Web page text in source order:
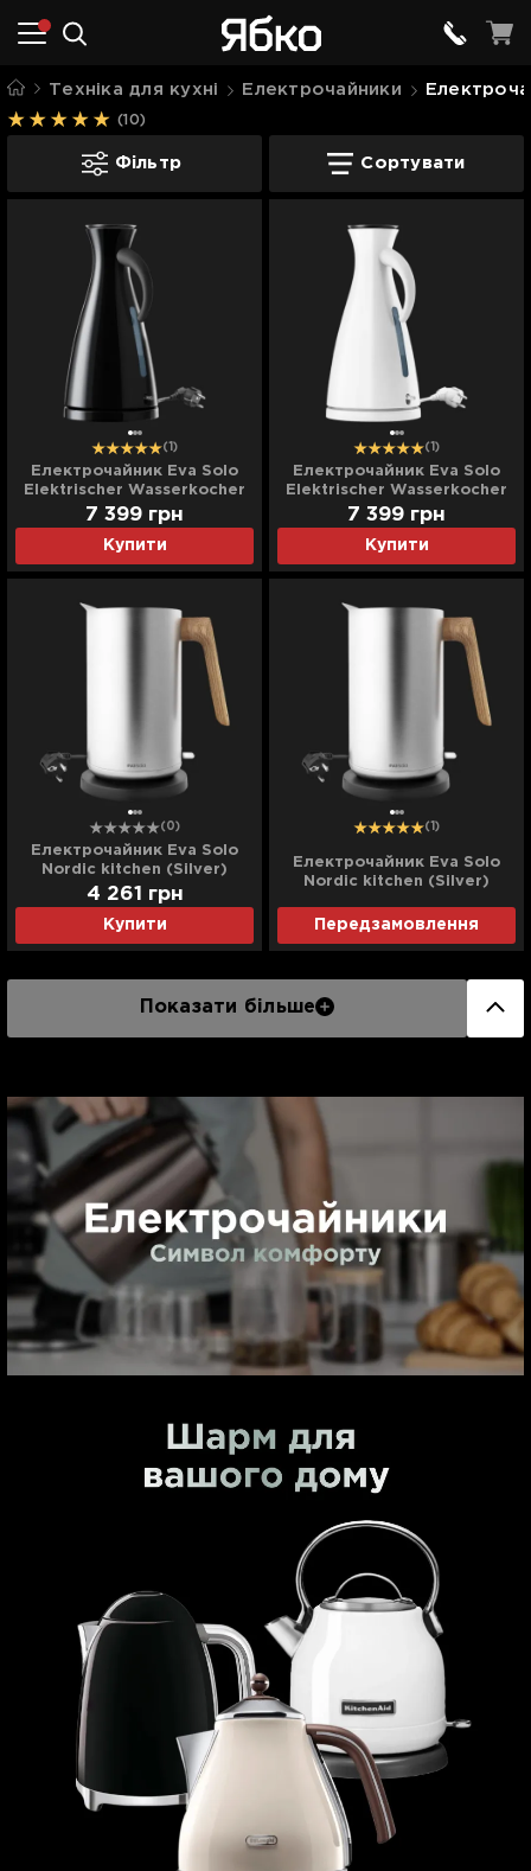
Техніка для кухні Електрочайники
(10)
Електрочайники Eva Solo
Фільтр Сортувати
(1)
Електрочайник Eva Solo
Elektrischer Wasserkocher
(Black)
Купити
7 399 грн
(1)
Електрочайник Eva Solo
Elektrischer Wasserkocher
(White)
Купити
7 399 грн
(0)
Електрочайник Eva Solo
Nordic kitchen (Silver)
(Уцінка)
Купити
4 261 грн
(1)
Електрочайник Eva Solo
Nordic kitchen (Silver)
Передзамовлення
Показати більше